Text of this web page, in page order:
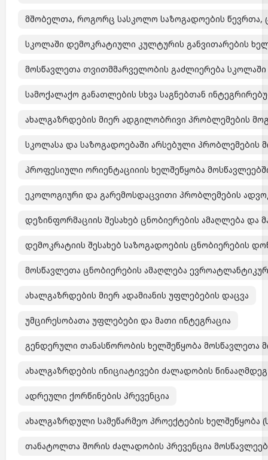
მშობელთა, როგორც სასკოლო საზოგადოების წევრთა,
სკოლაში დემოკრატიული კულტურის განვითარების
მოსწავლეთა თვითმმარველობის გაძლიერება სკოლაში
სამოქალაქო განათლების სხვა საგნებთან
ახალგაზრდების მიერ ადგილობრივი პრობლემების
სკოლასა და საზოგადოებაში არსებული
პროფესიული ორიენტაციიის ხელშეწყობა
ეკოლოგიური და გარემოსდაცვითი პრობლემების
დეზინფორმაციის შესახებ ცნობიერების ამაღლება და
დემოკრატიის შესახებ საზოგადოების ცნობიერების
მოსწავლეთა ცნობიერების ამაღლება
ახალგაზრდების მიერ ადამიანის უფლებების დაცვა
უმცირესობათა უფლებები და მათი ინტეგრაცია
გენდერული თანასწორობის ხელშეწყობა მოსწავლეთა
ახალგაზრდების ინიციატივები ძალადობის
ადრეული ქორწინების პრევენცია
ახალგაზრდული სამეწარმეო პროექტების ხელშეწყობა
თანატოლთა შორის ძალადობის პრევენცია